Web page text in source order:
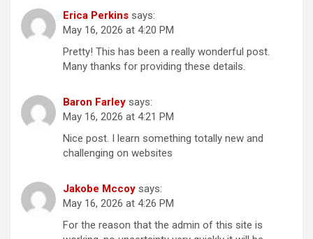
Erica Perkins says:
May 16, 2026 at 4:20 PM
Pretty! This has been a really wonderful post.
Many thanks for providing these details.
Baron Farley says:
May 16, 2026 at 4:21 PM
Nice post. I learn something totally new and
challenging on websites
Jakobe Mccoy says:
May 16, 2026 at 4:26 PM
For the reason that the admin of this site is